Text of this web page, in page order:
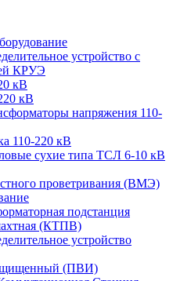
устройство с
КРУЭ
кВ
кВ
напряжения 110-
110-220 кВ
сухие типа ТСЛ 6-10 кВ
проветривания (ВМЭ)
подстанция
(КТПВ)
устройство
(ПВИ)